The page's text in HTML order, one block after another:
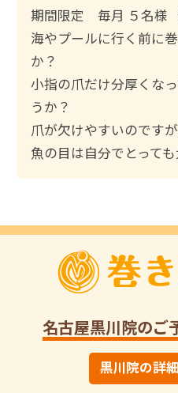
索
:
期間限定 毎月 ５名様
海やプールに行く前に
か？
小指の爪だけ分厚くな
うか？
爪が欠けやすいのです
魚の目は自分でとって
名古屋黒川院のご
黒川院の詳